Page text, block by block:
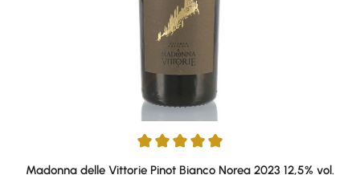
Durchschnittliche Bewertung von 5 von 5 Sternen
Madonna delle Vittorie Pinot Bianco Norea 2023 12,5% vol.